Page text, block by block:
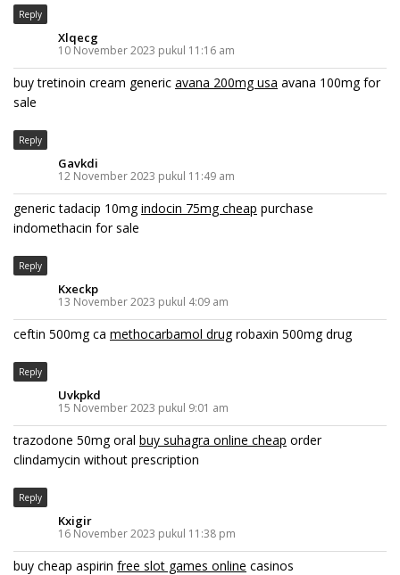
Reply
Xlqecg
10 November 2023 pukul 11:16 am
buy tretinoin cream generic avana 200mg usa avana 100mg for
sale
Reply
Gavkdi
12 November 2023 pukul 11:49 am
generic tadacip 10mgindocin 75mg cheap purchase
indomethacin for sale
Reply
Kxeckp
13 November 2023 pukul 4:09 am
ceftin 500mg ca methocarbamol drugrobaxin 500mg drug
Reply
Uvkpkd
15 November 2023 pukul 9:01 am
trazodone 50mg oral buy suhagra online cheap order
clindamycin without prescription
Reply
Kxigir
16 November 2023 pukul 11:38 pm
buy cheap aspirin free slot games online casinos